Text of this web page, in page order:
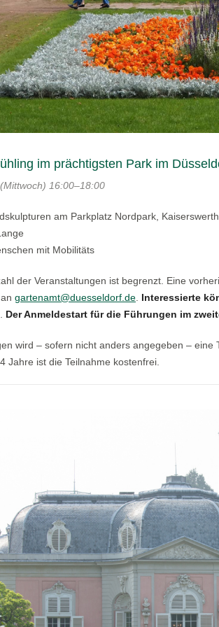
im prächtigsten Park im
(Mittwoch) 16:00–18:00
am Parkplatz Nordpark,
mit Mobilitäts
der Veranstaltungen ist begrenzt. Eine
gartenamt@duesseldorf.de Interessierte
Der Anmeldestart für die Führungen im
wird – sofern nicht anders angegeben – eine
Jahre ist die Teilnahme kostenfrei.